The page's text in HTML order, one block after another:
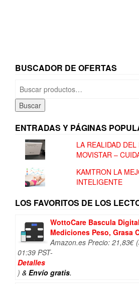
BUSCADOR DE OFERTAS
por:
Buscar
ENTRADAS Y PÁGINAS
LA REALIDAD
MOVISTAR –
KAMTRON LA
INTELIGENTE
LOS FAVORITOS DE LOS
WottoCare Bascula
Mediciones Peso, Grasa
Amazon.es Precio: 21,83€
01:39 PST-
Detalles
) & Envío gratis.